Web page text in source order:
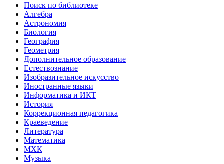
Поиск по библиотеке
Алгебра
Астрономия
Биология
География
Геометрия
Дополнительное образование
Естествознание
Изобразительное искусство
Иностранные языки
Информатика и ИКТ
История
Коррекционная педагогика
Краеведение
Литература
Математика
МХК
Музыка